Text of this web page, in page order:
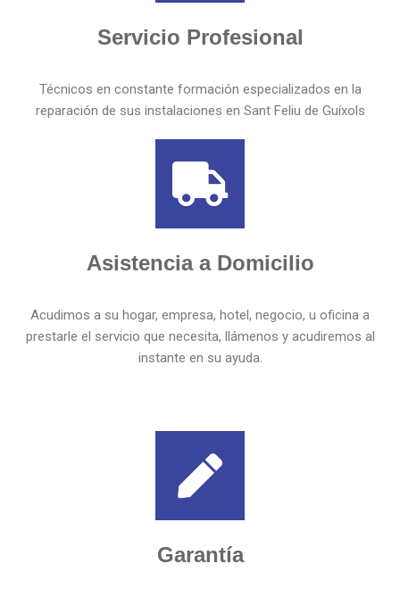
Servicio Profesional
Técnicos en constante formación especializados en la
reparación de sus instalaciones en Sant Feliu de Guíxols
Asistencia a Domicilio
Acudimos a su hogar, empresa, hotel, negocio, u oficina a
prestarle el servicio que necesita, llámenos y acudiremos al
instante en su ayuda.
Garantía